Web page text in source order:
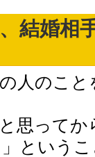
結婚相
人のこ
思って
という